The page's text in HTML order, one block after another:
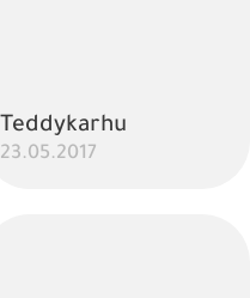
Teddykarhu
23.05.2017